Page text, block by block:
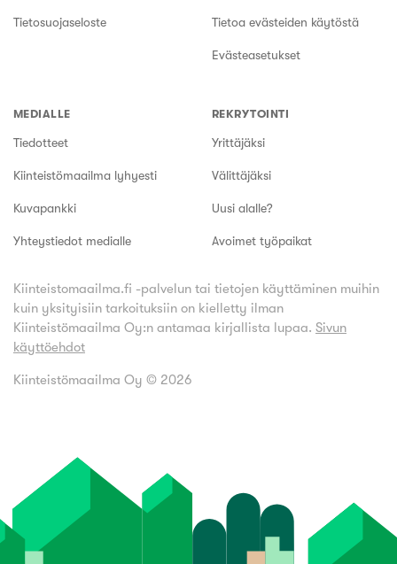
Tietosuojaseloste Tietoa evästeiden käytöstä
Evästeasetukset
MEDIALLE
Tiedotteet
Kiinteistömaailma lyhyesti
Kuvapankki
Yhteystiedot medialle
REKRYTOINTI
Yrittäjäksi
Välittäjäksi
Uusi alalle?
Avoimet työpaikat
Kiinteistomaailma.fi -palvelun tai tietojen käyttäminen muihin
kuin yksityisiin tarkoituksiin on kielletty ilman
Kiinteistömaailma Oy:n antamaa kirjallista lupaa. Sivun
käyttöehdot
Kiinteistömaailma Oy © 2026